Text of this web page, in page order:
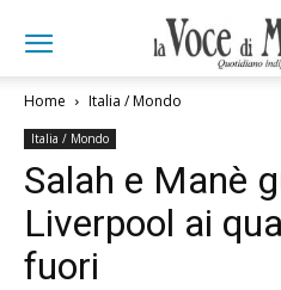
Home Italia / Mondo
Italia / Mondo
Salah e Manè
Liverpool ai
fuori